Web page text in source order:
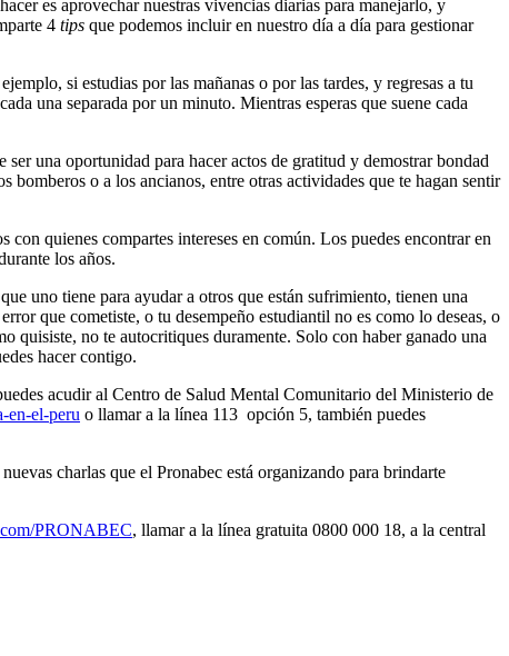
es aprovechar nuestras vivencias diarias para manejarlo, y
4 tips que podemos incluir en nuestro día a día para gestionar
si estudias por las mañanas o por las tardes, y regresas a tu
una separada por un minuto. Mientras esperas que suene cada
una oportunidad para hacer actos de gratitud y demostrar bondad
bomberos o a los ancianos, entre otras actividades que te hagan sentir
quienes compartes intereses en común. Los puedes encontrar en
los años.
uno tiene para ayudar a otros que están sufrimiento, tienen una
que cometiste, o tu desempeño estudiantil no es como lo deseas, o
quisiste, no te autocritiques duramente. Solo con haber ganado una
hacer contigo.
acudir al Centro de Salud Mental Comunitario del Ministerio de
en-el-peru o llamar a la línea 113 opción 5, también puedes
charlas que el Pronabec está organizando para brindarte
PRONABEC, llamar a la línea gratuita 0800 000 18, a la central